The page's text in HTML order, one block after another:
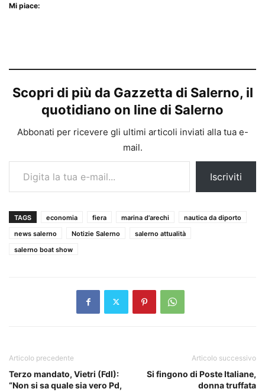
Mi piace:
Scopri di più da Gazzetta di Salerno, il
quotidiano on line di Salerno
Abbonati per ricevere gli ultimi articoli inviati alla tua e-
mail.
Digita la tua e-mail...
Iscriviti
TAGS economia fiera marina d'arechi
nautica da diporto
news salerno
Notizie Salerno
salerno attualità
salerno boat show
Articolo precedente
Terzo mandato, Vietri (FdI):
“Non si sa quale sia vero Pd,
Articolo successivo
Si fingono di Poste Italiane,
donna truffata